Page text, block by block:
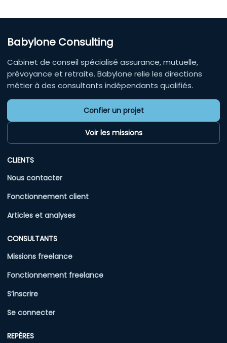
Babylone Consulting
Cabinet de conseil spécialisé assurance, mutuelle,
prévoyance et retraite. Babylone relie les directions
métier à des consultants indépendants qualifiés.
Confier un projet
Voir les missions
CLIENTS
Nous contacter
Fonctionnement client
Articles et analyses
CONSULTANTS
Missions freelance
Fonctionnement freelance
S’inscrire
Se connecter
REPÈRES